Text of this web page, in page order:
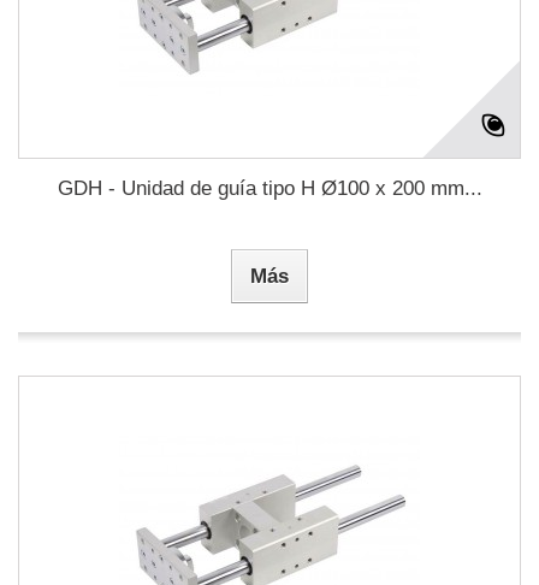
GDH - Unidad de guía tipo H Ø100 x 200 mm...
Más